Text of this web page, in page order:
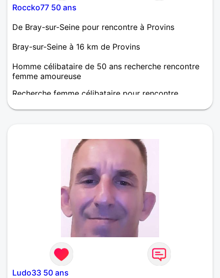
Roccko77 50 ans
De Bray-sur-Seine pour rencontre à Provins
Bray-sur-Seine à 16 km de Provins
Homme célibataire de 50 ans recherche rencontre
femme amoureuse
Recherche femme célibataire pour rencontre
Ludo33 50 ans